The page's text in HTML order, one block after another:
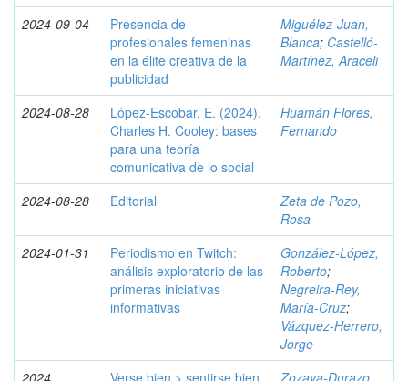
2024-09-04
Presencia de
profesionales femeninas
en la élite creativa de la
publicidad
Miguélez-Juan,
Blanca; Castelló-
Martínez, Araceli
2024-08-28
López-Escobar, E. (2024).
Charles H. Cooley: bases
para una teoría
comunicativa de lo social
Huamán Flores,
Fernando
2024-08-28 Editorial
Zeta de Pozo,
Rosa
2024-01-31
Periodismo en Twitch:
análisis exploratorio de las
primeras iniciativas
informativas
González-López,
Roberto;
Negreira-Rey,
María-Cruz;
Vázquez-Herrero,
Jorge
2024
Verse bien > sentirse bien. Zozaya-Durazo,